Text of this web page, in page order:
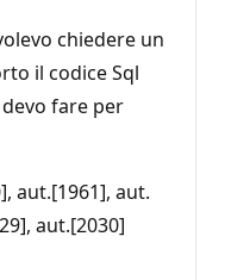
chiedere un
il codice Sql
fare per
aut.[1961], aut.
aut.[2030]